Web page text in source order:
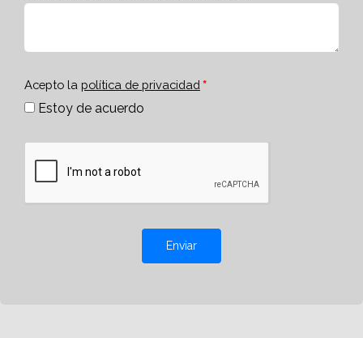
Acepto la política de privacidad
Estoy de acuerdo
Enviar